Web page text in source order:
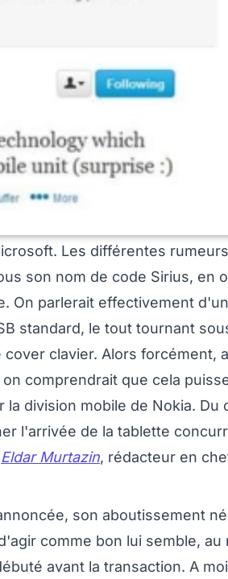
Les différentes rumeurs
son nom de code Sirius, en
On parlerait effectivement
standard, le tout tournant
clavier. Alors forcément,
comprendrait que cela
division mobile de Nokia. Du
l'arrivée de la tablette
Eldar Murtazin, rédacteur en
son aboutissement
comme bon lui semble, au
avant la transaction. A